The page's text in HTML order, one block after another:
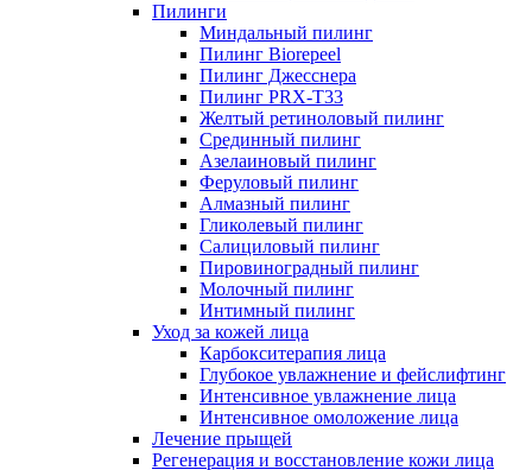
Пилинги
Миндальный пилинг
Пилинг Biorepeel
Пилинг Джесснера
Пилинг PRX-T33
Желтый ретиноловый пилинг
Срединный пилинг
Азелаиновый пилинг
Феруловый пилинг
Алмазный пилинг
Гликолевый пилинг
Салициловый пилинг
Пировиноградный пилинг
Молочный пилинг
Интимный пилинг
Уход за кожей лица
Карбокситерапия лица
Глубокое увлажнение и фейслифтинг
Интенсивное увлажнение лица
Интенсивное омоложение лица
Лечение прыщей
Регенерация и восстановление кожи лица